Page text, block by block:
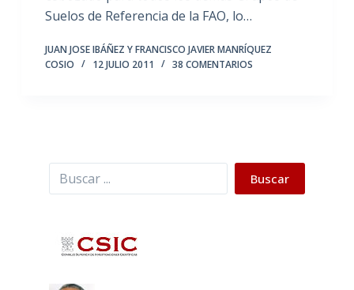
Suelos de Referencia de la FAO, lo…
JUAN JOSE IBÁÑEZ Y FRANCISCO JAVIER MANRÍQUEZ
COSIO
12 JULIO 2011 38 COMENTARIOS
Buscar Buscar